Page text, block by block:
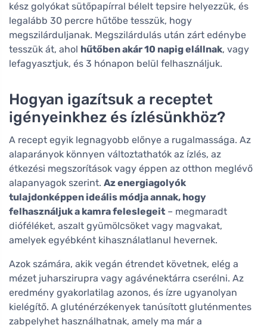
kész golyókat sütőpapírral bélelt tepsire helyezzük, és
legalább 30 percre hűtőbe tesszük, hogy
megszilárduljanak. Megszilárdulás után zárt edénybe
tesszük át, ahol hűtőben akár 10 napig elállnak, vagy
lefagyasztjuk, és 3 hónapon belül felhasználjuk.
Hogyan igazítsuk a receptet
igényeinkhez és ízlésünkhöz?
A recept egyik legnagyobb előnye a rugalmassága. Az
alaparányok könnyen változtathatók az ízlés, az
étkezési megszorítások vagy éppen az otthon meglévő
alapanyagok szerint. Az energiagolyók
tulajdonképpen ideális módja annak, hogy
felhasználjuk a kamra feleslegeit – megmaradt
dióféléket, aszalt gyümölcsöket vagy magvakat,
amelyek egyébként kihasználatlanul hevernek.
Azok számára, akik vegán étrendet követnek, elég a
mézet juharszirupra vagy agávénektárra cserélni. Az
eredmény gyakorlatilag azonos, és ízre ugyanolyan
kielégítő. A gluténérzékenyek tanúsított gluténmentes
zabpelyhet használhatnak, amely ma már a